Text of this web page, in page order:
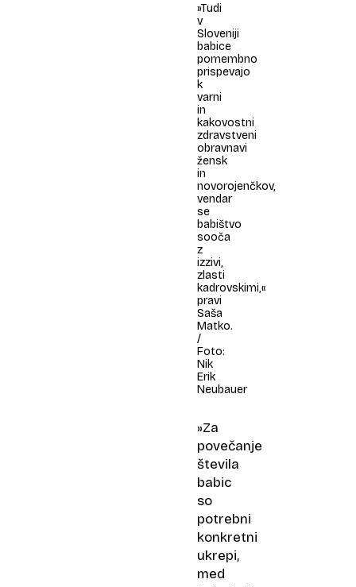
»Tudi
v
Sloveniji
babice
pomembno
prispevajo
k
varni
in
kakovostni
zdravstveni
obravnavi
žensk
in
novorojenčkov,
vendar
se
babištvo
sooča
z
izzivi,
zlasti
kadrovskimi,«
pravi
Saša
Matko.
/
Foto:
Nik
Erik
Neubauer
»Za
povečanje
števila
babic
so
potrebni
konkretni
ukrepi,
med